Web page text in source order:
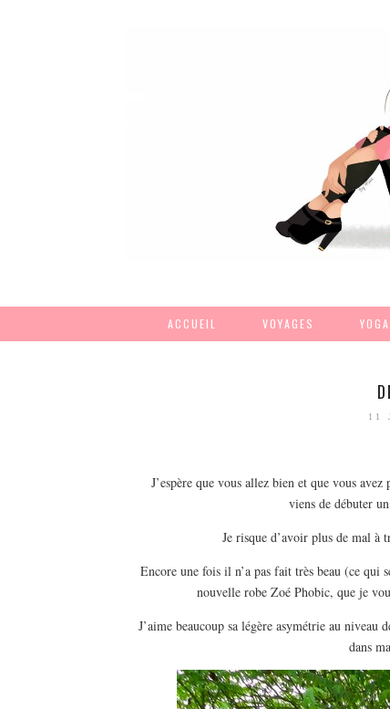
ACCUEIL VOYAGES YOGA
11
J’espère que vous allez bien et que vous
viens de débuter
Je risque d’avoir plus de mal
Encore une fois il n’a pas fait très beau (ce qui
nouvelle robe Zoé Phobic, que je
J’aime beaucoup sa légère asymétrie au
dans